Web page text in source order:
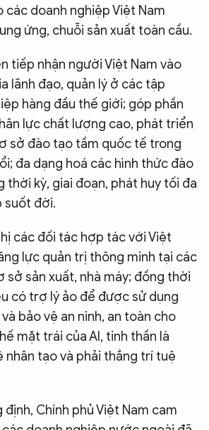
các doanh nghiệp Việt Nam
ứng, chuỗi sản xuất toàn cầu.
tiếp nhận người Việt Nam vào
lãnh đạo, quản lý ở các tập
hàng đầu thế giới; góp phần
lực chất lượng cao, phát triển
sở đào tạo tầm quốc tế trong
đa dạng hoá các hình thức đào
thời kỳ, giai đoạn, phát huy tối đa
suốt đời.
các đối tác hợp tác với Việt
lực quản trị thông minh tại các
sở sản xuất, nhà máy; đồng thời
có trợ lý ảo để được sử dụng
bảo vệ an ninh, an toàn cho
mặt trái của AI, tinh thần là
tạo và phải thắng trí tuệ
Chính phủ Việt Nam cam